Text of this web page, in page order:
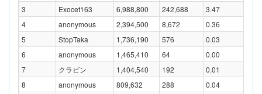
3
Exocet163 6,988,800 242,688
3.47
4
anonymous 2,394,500 8,672
0.36
5
StopTaka 1,736,190 576
0.03
6
anonymous 1,465,410 64
0.00
7
クラビン 1,404,540 192
0.01
8
anonymous 809,632 288
0.04